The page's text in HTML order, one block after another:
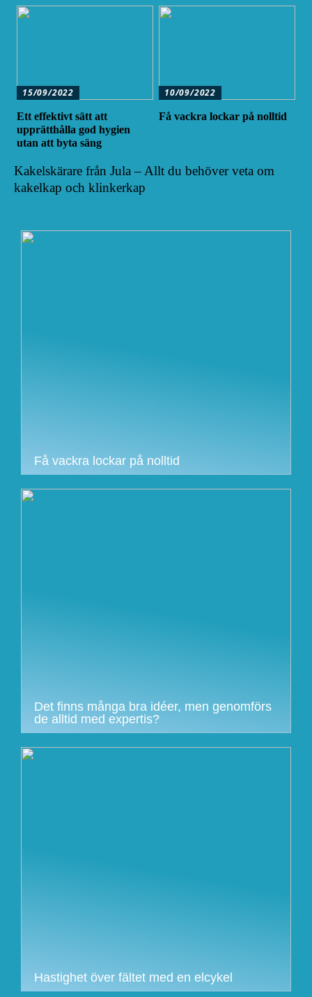
15/09/2022
Ett effektivt sätt att
upprätthålla god hygien
utan att byta säng
10/09/2022
Få vackra lockar på nolltid
Kakelskärare från Jula – Allt du behöver veta om
kakelkap och klinkerkap
Få vackra lockar på nolltid
Det finns många bra idéer, men genomförs
de alltid med expertis?
Hastighet över fältet med en elcykel